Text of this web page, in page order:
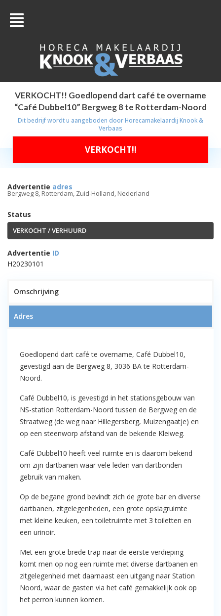
VERKOCHT!! Goedlopend dart café te overname
“Café Dubbel10” Bergweg 8 te Rotterdam-Noord
Dit bedrijf wordt u aangeboden doorHorecamakelaardij Knook &
Verbaas
VERKOCHT!!
Advertentie adres
Bergweg 8, Rotterdam, Zuid-Holland, Nederland
Status
VERKOCHT / VERHUURD
Advertentie ID
H20230101
te overname “Café Dubbel10”
Bergweg 8 te Rotterdam-Noord
Omschrijving
Adres
Goedlopend dart café te overname, Café Dubbel10,
gevestigd aan de Bergweg 8, 3036 BA te Rotterdam-
Noord.
Café Dubbel10, is gevestigd in het stationsgebouw van
NS-station Rotterdam-Noord tussen de Bergweg en de
Straatweg (de weg naar Hillegersberg, Muizengaatje) en
op een steenworp afstand van de bekende Kleiweg.
Café Dubbel10 heeft veel ruimte en is daarom bekend
om zijn dartbanen waar vele leden van dartbonden
gebruik van maken.
Op de begane grond bevindt zich de grote bar en diverse
dartbanen, zitgelegenheden, een grote opslagruimte
met kleine keuken, een toiletruimte met 3 toiletten en
een urinoir.
Met een grote brede trap naar de eerste verdieping
komt men op nog een ruimte met diverse dartbanen en
zitgelegenheid met daarnaast een uitgang naar Station
Noord, waar de gasten via het café gemakkelijk ook op
het perron kunnen komen.